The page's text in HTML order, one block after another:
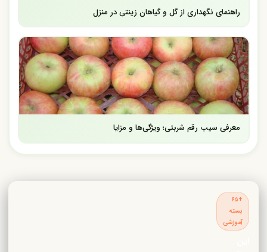
راهنمای نگهداری از گل و گیاهان زینتی در منزل
معرفی سیب رقم شربتی؛ ویژگی‌ها و مزایا
+۶۵
بسته
آموزشی